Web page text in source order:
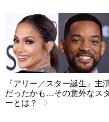
『アリー／スター誕生』主
だったかも…その意外なス
ーとは？